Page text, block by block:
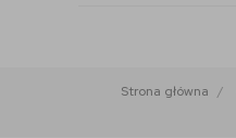
Strona główna